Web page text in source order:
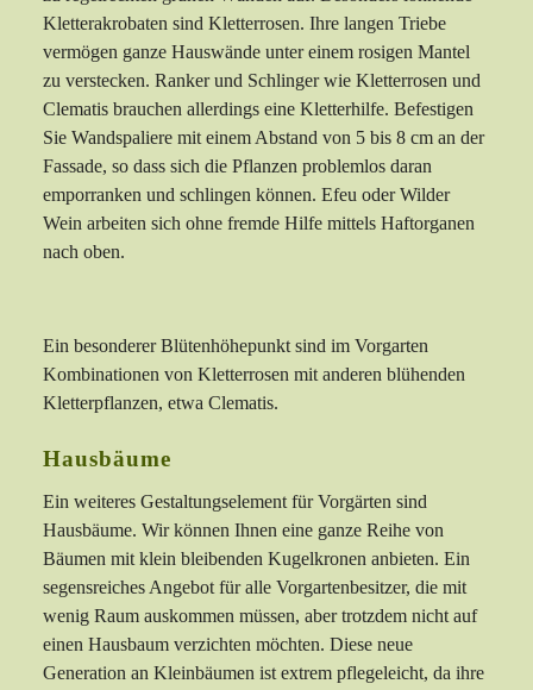
Kletterakrobaten sind Kletterrosen. Ihre langen Triebe
vermögen ganze Hauswände unter einem rosigen Mantel
zu verstecken. Ranker und Schlinger wie Kletterrosen und
Clematis brauchen allerdings eine Kletterhilfe. Befestigen
Sie Wandspaliere mit einem Abstand von 5 bis 8 cm an der
Fassade, so dass sich die Pflanzen problemlos daran
emporranken und schlingen können. Efeu oder Wilder
Wein arbeiten sich ohne fremde Hilfe mittels Haftorganen
nach oben.
Ein besonderer Blütenhöhepunkt sind im Vorgarten
Kombinationen von Kletterrosen mit anderen blühenden
Kletterpflanzen, etwa Clematis.
Hausbäume
Ein weiteres Gestaltungselement für Vorgärten sind
Hausbäume. Wir können Ihnen eine ganze Reihe von
Bäumen mit klein bleibenden Kugelkronen anbieten. Ein
segensreiches Angebot für alle Vorgartenbesitzer, die mit
wenig Raum auskommen müssen, aber trotzdem nicht auf
einen Hausbaum verzichten möchten. Diese neue
Generation an Kleinbäumen ist extrem pflegeleicht, da ihre